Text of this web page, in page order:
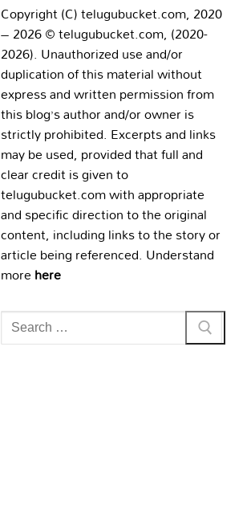
Copyright (C) telugubucket.com, 2020
– 2026 © telugubucket.com, (2020-
2026). Unauthorized use and/or
duplication of this material without
express and written permission from
this blog’s author and/or owner is
strictly prohibited. Excerpts and links
may be used, provided that full and
clear credit is given to
telugubucket.com with appropriate
and specific direction to the original
content, including links to the story or
article being referenced. Understand
morehere
Search
for: